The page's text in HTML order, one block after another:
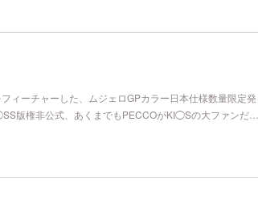
ーチャーした、ムジェロGPカラー日本仕様数量限定発
版権非公式、あくまでもPECCOがKI◯Sの大ファンだ…